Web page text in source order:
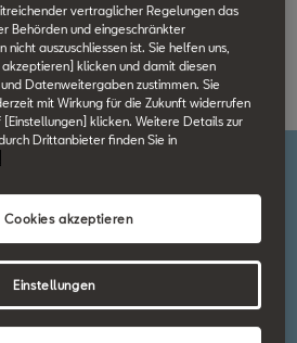
vertraglicher Regelungen das
Behörden und eingeschränkter
auszuschliessen ist. Sie helfen uns,
klicken und damit diesen
Datenweitergaben zustimmen. Sie
mit Wirkung für die Zukunft widerrufen
klicken. Weitere Details zur
Drittanbieter finden Sie in
Cookies akzeptieren
Einstellungen